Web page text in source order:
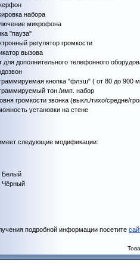
набора
микрофона
"пауза"
регулятор громкости
вызова
для дополнительного телефонного
кнопка "флэш" ( от 80 до 900
тон./имп. набор
громкости звонка (выкл./тихо/средне/
установки на стене
следующие модификации:
Белый
Чёрный
подробной информации посетите